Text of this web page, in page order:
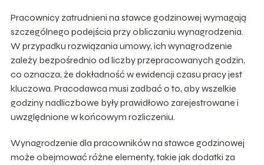
Pracownicy zatrudnieni na stawce godzinowej wymagają
szczególnego podejścia przy obliczaniu wynagrodzenia.
W przypadku rozwiązania umowy, ich wynagrodzenie
zależy bezpośrednio od liczby przepracowanych godzin,
co oznacza, że dokładność w ewidencji czasu pracy jest
kluczowa. Pracodawca musi zadbać o to, aby wszelkie
godziny nadliczbowe były prawidłowo zarejestrowane i
uwzględnione w końcowym rozliczeniu.
Wynagrodzenie dla pracowników na stawce godzinowej
może obejmować różne elementy, takie jak dodatki za